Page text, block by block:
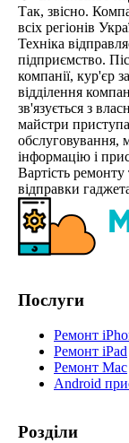
Так, звісно.
всіх регіонів
Техніка
підприємство.
компанії, кур'єр
відділення
зв'язується з
майстри
обслуговування,
інформацію і
Вартість
відправки
Послуги
Ремонт
Ремонт iPad
Ремонт Mac
Android
Розділи